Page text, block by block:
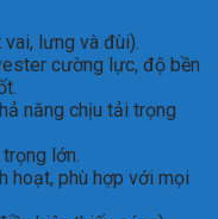
lưng và đùi).
cường lực, độ bền
năng chịu tải trọng
lớn.
hoạt, phù hợp với mọi